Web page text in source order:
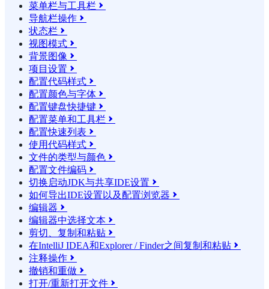
菜单栏与工具栏 
导航栏操作 
状态栏 
视图模式 
背景图像 
项目设置 
配置代码样式 
配置颜色与字体 
配置键盘快捷键 
配置菜单和工具栏 
配置快速列表 
使用代码样式 
文件的类型与颜色 
配置文件编码 
切换启动JDK与共享IDE设置 
如何导出IDE设置以及配置浏览器 
编辑器 
编辑器中选择文本 
剪切、复制和粘贴 
在IntelliJ IDEA和Explorer / Finder之间复制和粘贴 
注释操作 
撤销和重做 
打开/重新打开文件 